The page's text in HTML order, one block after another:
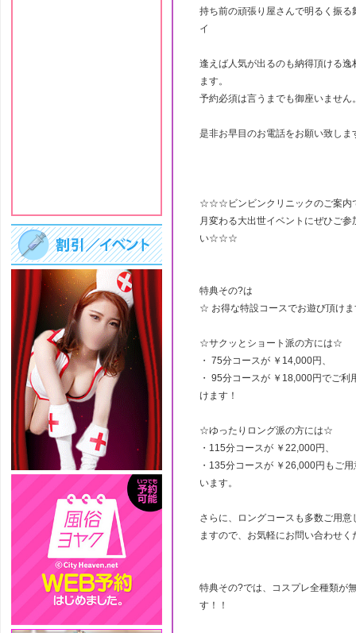
持ち前の頑張り屋さんで明るく振る
イ
逢えば人気が出るのも納得頂ける逸
ます。
予約必須は言うまでも御座いません
是非お早目のお電話をお願い致しま
☆☆☆ビンビンクリニックのご案内
月変わる大出世イベントにぜひご参
い☆☆☆
特典その?は
☆ お得な特設コースでお遊び頂け
☆サクッとショート派の方には☆
・ 75分コースが ￥14,000円、
・ 95分コースが ￥18,000円でご利
けます！
☆ゆったりロング派の方には☆
・115分コースが ￥22,000円、
・135分コースが ￥26,000円もご
います。
さらに、ロングコースも多数ご用意
ますので、お気軽にお問い合わせく
特典その?では、コスプレ全種類が
す！！